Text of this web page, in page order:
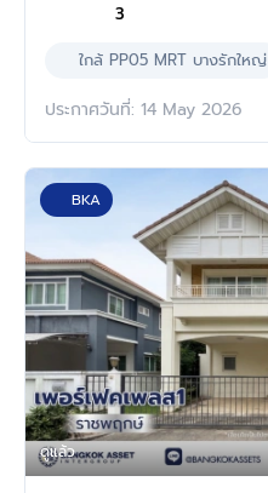
3
ใกล้ PP05 MRT บางรักใหญ่
ประกาศวันที่: 14 May 2026
BKA
ดูแล้ว